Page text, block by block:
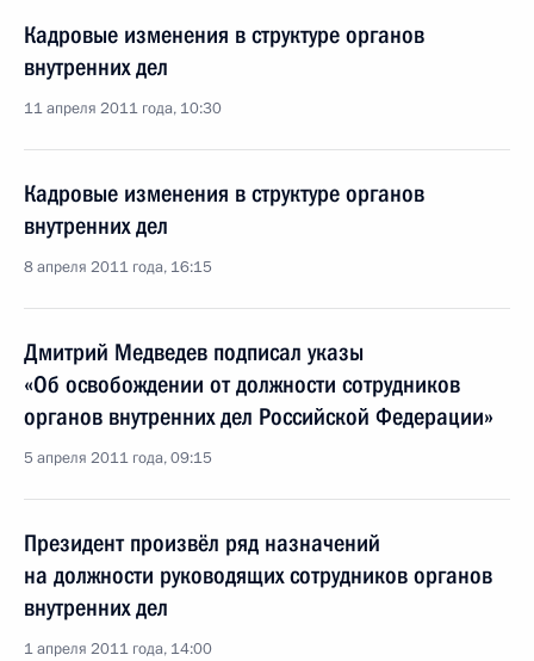
Кадровые изменения в структуре органов
внутренних дел
11 апреля 2011 года, 10:30
Кадровые изменения в структуре органов
внутренних дел
8 апреля 2011 года, 16:15
Дмитрий Медведев подписал указы
«Об освобождении от должности сотрудников
органов внутренних дел Российской Федерации»
5 апреля 2011 года, 09:15
Президент произвёл ряд назначений
на должности руководящих сотрудников органов
внутренних дел
1 апреля 2011 года, 14:00